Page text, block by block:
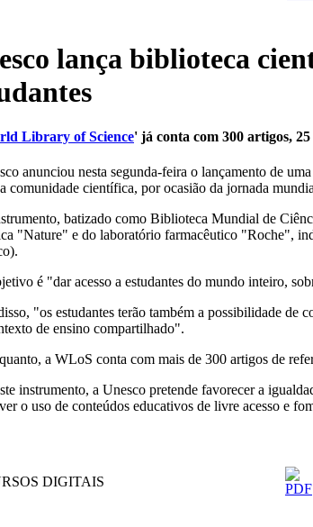
lança biblioteca
Library of Science' já conta com 300 artigos,
anunciou nesta segunda-feira o lançamento de
comunidade científica, por ocasião da jornada
batizado como Biblioteca Mundial de
"Nature" e do laboratório farmacêutico "Roche",
é "dar acesso a estudantes do mundo inteiro,
"os estudantes terão também a possibilidade de
de ensino compartilhado".
a WLoS conta com mais de 300 artigos de
instrumento, a Unesco pretende favorecer a
o uso de conteúdos educativos de livre acesso e
DIGITAIS